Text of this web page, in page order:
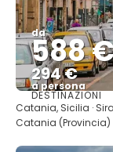
da
588
294 €
a persona
DESTINAZIONI
Catania, Sicilia ·
Catania (Provincia)